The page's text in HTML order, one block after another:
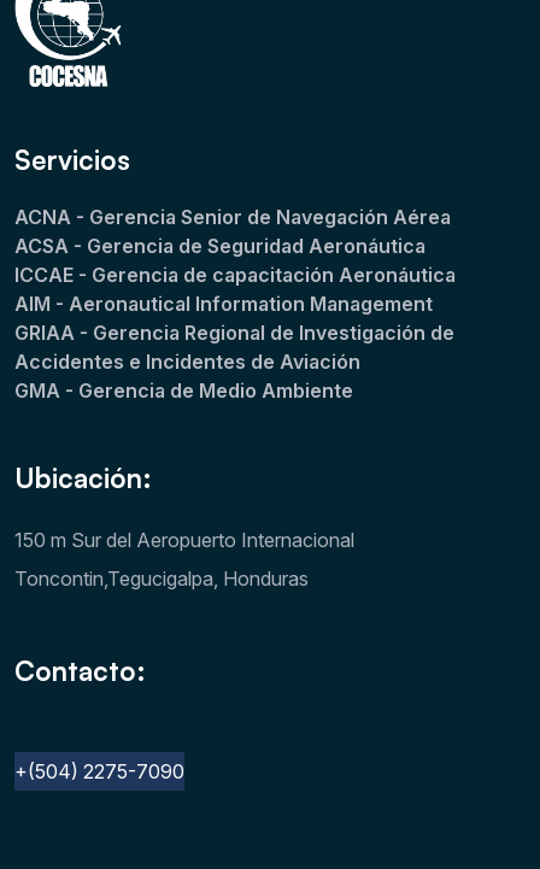
Servicios
ACNA - Gerencia Senior de Navegación Aérea
ACSA - Gerencia de Seguridad Aeronáutica
ICCAE - Gerencia de capacitación Aeronáutica
AIM - Aeronautical Information Management
GRIAA - Gerencia Regional de Investigación de
Accidentes e Incidentes de Aviación
GMA - Gerencia de Medio Ambiente
Ubicación:
150 m Sur del Aeropuerto Internacional
Toncontin,Tegucigalpa, Honduras
Contacto:
+(504) 2275-7090